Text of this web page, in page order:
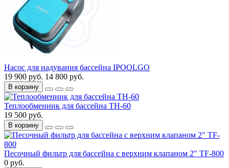
Насос для надувания бассейна IPOOLGO
19 900 руб. 14 800 руб.
В корзину
Теплообменник для бассейна TH-60
19 500 руб.
В корзину
Песочный фильтр для бассейна с верхним клапаном 2" TF-800
0 руб.